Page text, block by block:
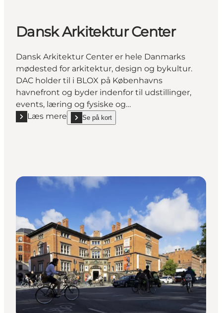
Dansk Arkitektur Center
Dansk Arkitektur Center er hele Danmarks
mødested for arkitektur, design og bykultur.
DAC holder til i BLOX på Københavns
havnefront og byder indenfor til udstillinger,
events, læring og fysiske og…
Læs mere
Læs mere "Dansk Arkitektur Center"
Se på kort
show Dansk Arkitektur Center on_map